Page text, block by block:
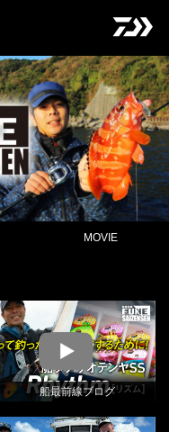
MOVIE
MOVIE
船最前線ブログ
列島で大物釣り～枕崎・遊漁